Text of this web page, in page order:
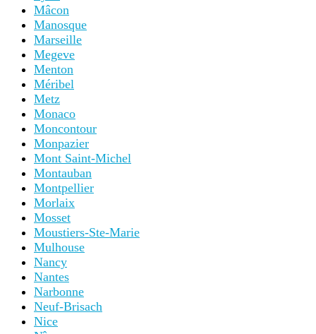
Mâcon
Manosque
Marseille
Megeve
Menton
Méribel
Metz
Monaco
Moncontour
Monpazier
Mont Saint-Michel
Montauban
Montpellier
Morlaix
Mosset
Moustiers-Ste-Marie
Mulhouse
Nancy
Nantes
Narbonne
Neuf-Brisach
Nice